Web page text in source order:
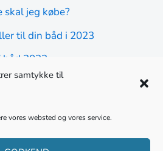
samtykke til
vores websted og vores service.
jeg købe?
til din båd i 2023
båd 2023
til børn i 2023